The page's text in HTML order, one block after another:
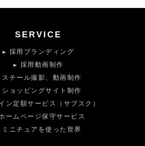
SERVICE
採用ブランディング
採用動画制作
スチール撮影、動画制作
ショッピングサイト制作
ン定額サービス（サブスク）
ームページ保守サービス
ミニチュアを使った世界